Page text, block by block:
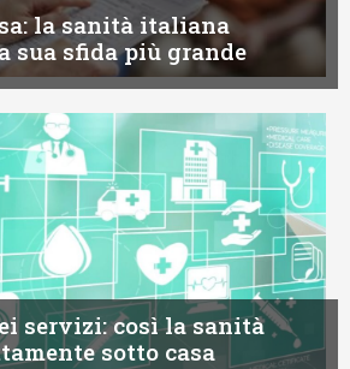
la sanità italiana
sua sfida più grande
servizi: così la sanità
sotto casa